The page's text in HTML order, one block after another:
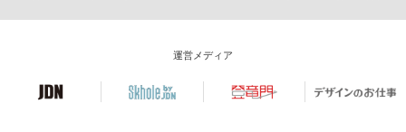
運営メディア